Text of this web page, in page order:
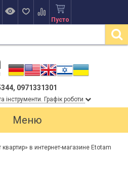
Пусто
0971331301
інструменти. Графік роботи
Меню
в интернет-магазине Etotam